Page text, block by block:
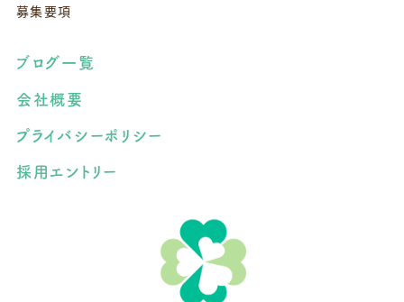
募集要項
ブログ一覧
会社概要
プライバシーポリシー
採用エントリー